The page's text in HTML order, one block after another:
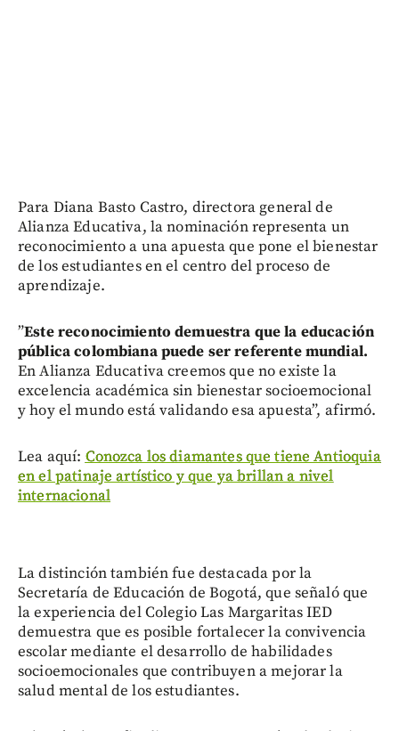
Para Diana Basto Castro, directora general de
Alianza Educativa, la nominación representa un
reconocimiento a una apuesta que pone el bienestar
de los estudiantes en el centro del proceso de
aprendizaje.
”Este reconocimiento demuestra que la educación
pública colombiana puede ser referente mundial.
En Alianza Educativa creemos que no existe la
excelencia académica sin bienestar socioemocional
y hoy el mundo está validando esa apuesta”, afirmó.
Lea aquí:Conozca los diamantes que tiene Antioquia
en el patinaje artístico y que ya brillan a nivel
internacional
La distinción también fue destacada por la
Secretaría de Educación de Bogotá, que señaló que
la experiencia del Colegio Las Margaritas IED
demuestra que es posible fortalecer la convivencia
escolar mediante el desarrollo de habilidades
socioemocionales que contribuyen a mejorar la
salud mental de los estudiantes.